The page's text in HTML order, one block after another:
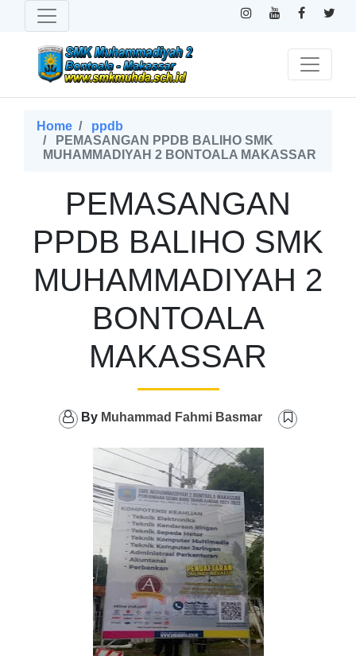
Home
ppdb
PEMASANGAN PPDB BALIHO SMK
MUHAMMADIYAH 2 BONTOALA MAKASSAR
PEMASANGAN
PPDB BALIHO SMK
MUHAMMADIYAH 2
BONTOALA
MAKASSAR
By Muhammad Fahmi Basmar